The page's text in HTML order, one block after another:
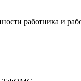
работника и